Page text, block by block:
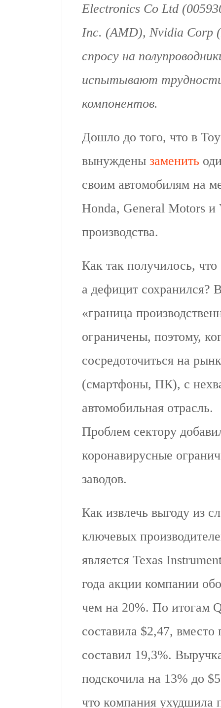
Electronics Co Ltd
Inc. (AMD), Nvidia Corp
спросу на
испытывают
компонентов.
Дошло до того, что в
вынуждены заменить
своим автомобилям на
Honda, General Motors и
производства.
Как так получилось,
а дефицит сохранился?
«граница
ограничены, поэтому,
сосредоточиться на
(смартфоны, ПК), с
автомобильная отрасль.
Проблем сектору
коронавирусные
заводов.
Как извлечь выгоду из
ключевых
является Texas
года акции компании
чем на 20%. По итогам
составила $2,47,
составил 19,3%.
подскочила на 13% до
что компания ухудшила